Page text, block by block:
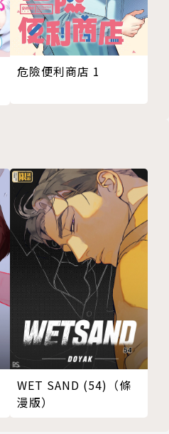
危險便利商店 1
WET SAND (54)（條
漫版）